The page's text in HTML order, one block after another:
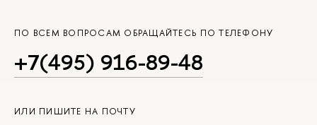
ПО ВСЕМ ВОПРОСАМ ОБРАЩАЙТЕСЬ ПО ТЕЛЕФОНУ
+7(495) 916-89-48
ИЛИ ПИШИТЕ НА ПОЧТУ